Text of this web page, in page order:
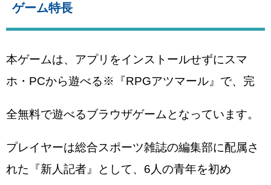
ゲーム特長
本ゲームは、アプリをインストールせずにスマ
ホ・PCから遊べる※『RPGアツマール』で、完
全無料で遊べるブラウザゲームとなっています。
プレイヤーは総合スポーツ雑誌の編集部に配属さ
れた『新人記者』として、6人の青年を初め